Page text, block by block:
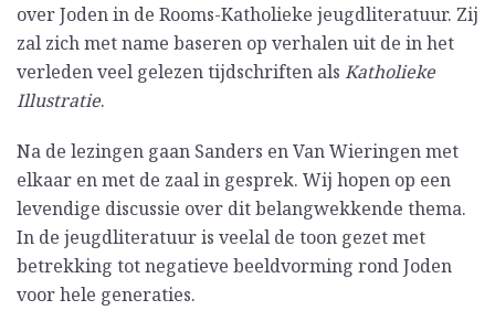
over Joden in de Rooms-Katholieke jeugdliteratuur. Zij
zal zich met name baseren op verhalen uit de in het
verleden veel gelezen tijdschriften als Katholieke
Illustratie.
Na de lezingen gaan Sanders en Van Wieringen met
elkaar en met de zaal in gesprek. Wij hopen op een
levendige discussie over dit belangwekkende thema.
In de jeugdliteratuur is veelal de toon gezet met
betrekking tot negatieve beeldvorming rond Joden
voor hele generaties.